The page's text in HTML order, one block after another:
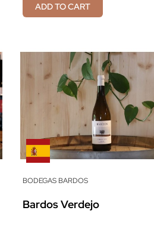
ADD TO CART
BODEGAS BARDOS
Bardos Verdejo